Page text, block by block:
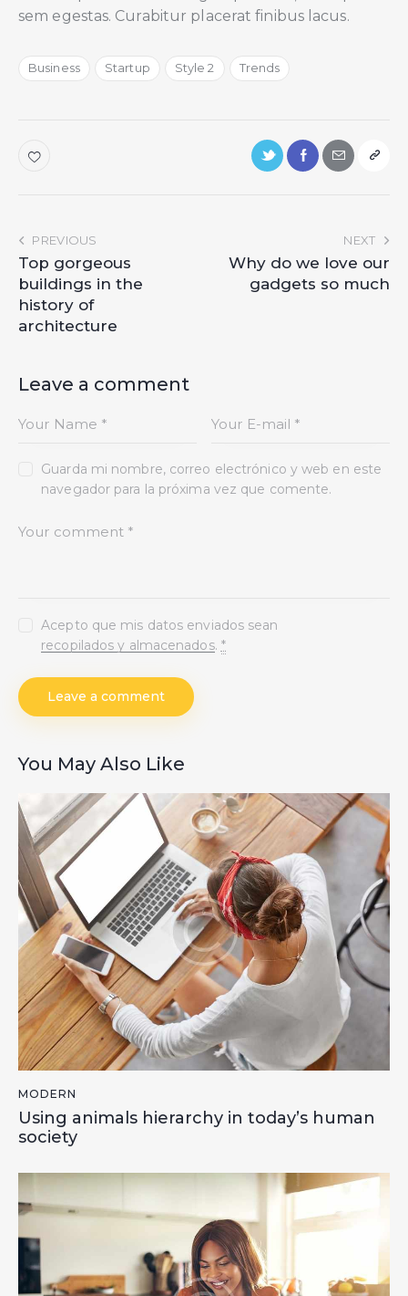
sem egestas. Curabitur placerat finibus lacus.
Business Startup Style 2 Trends
PREVIOUS
Top gorgeous
buildings in the
history of
architecture
NEXT
Why do we love our
gadgets so much
Leave a comment
Guarda mi nombre, correo electrónico y web en este
navegador para la próxima vez que comente.
Acepto que mis datos enviados sean
recopilados y almacenados. *
You May Also Like
MODERN
Using animals hierarchy in today’s human
society